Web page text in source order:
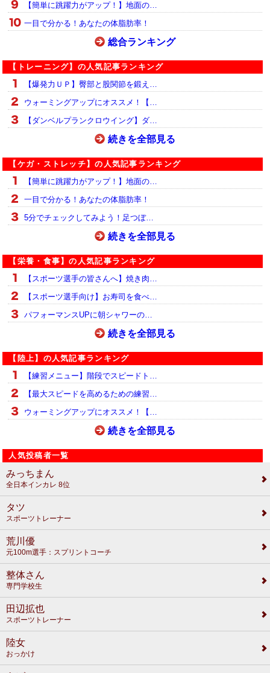
【簡単に跳躍力がアップ！】地面の…
一目で分かる！あなたの体脂肪率！
総合ランキング
【トレーニング】の人気記事ランキング
【爆発力ＵＰ】臀部と股関節を鍛え…
ウォーミングアップにオススメ！【…
【ダンベルプランクロウイング】ダ…
続きを全部見る
【ケガ・ストレッチ】の人気記事ランキング
【簡単に跳躍力がアップ！】地面の…
一目で分かる！あなたの体脂肪率！
5分でチェックしてみよう！足つぼ…
続きを全部見る
【栄養・食事】の人気記事ランキング
【スポーツ選手の皆さんへ】焼き肉…
【スポーツ選手向け】お寿司を食べ…
パフォーマンスUPに朝シャワーの…
続きを全部見る
【陸上】の人気記事ランキング
【練習メニュー】階段でスピードト…
【最大スピードを高めるための練習…
ウォーミングアップにオススメ！【…
続きを全部見る
人気投稿者一覧
みっちまん
全日本インカレ 8位
タツ
スポーツトレーナー
荒川優
元100m選手：スプリントコーチ
整体さん
専門学校生
田辺拡也
スポーツトレーナー
陸女
おっかけ